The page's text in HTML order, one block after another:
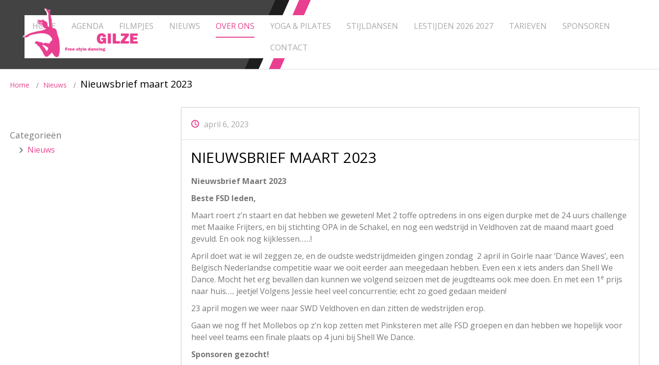
HOME AGENDA FILMPJES NIEUWS OVER ONS YOGA & PILATES STIJLDANSEN LESTIJDEN 2026 2027 TARIEVEN
SPONSOREN
CONTACT
Home Nieuws Nieuwsbrief maart 2023
Categorieën
Nieuws
april 6, 2023
NIEUWSBRIEF MAART 2023
Nieuwsbrief Maart 2023
Beste FSD leden,
Maart roert z’n staart en dat hebben we geweten! Met 2 toffe optredens in ons eigen durpke met de 24 uurs challenge
met Maaike Frijters, en bij stichting OPA in de Schakel, en nog een wedstrijd in Veldhoven zat de maand maart goed
gevuld. En ook nog kijklessen……!
April doet wat ie wil zeggen ze, en de oudste wedstrijdmeiden gingen zondag 2 april in Goirle naar ‘Dance Waves’, een
Belgisch Nederlandse competitie waar we ooit eerder aan meegedaan hebben. Even een x iets anders dan Shell We
Dance. Mocht het erg bevallen dan kunnen we volgend seizoen met de jeugdteams ook mee doen. En met een 1 e prijs
naar huis….. jeetje! Volgens Jessie heel veel concurrentie; echt zo goed gedaan meiden!
23 april mogen we weer naar SWD Veldhoven en dan zitten de wedstrijden erop.
Gaan we nog ff het Mollebos op z’n kop zetten met Pinksteren met alle FSD groepen en dan hebben we hopelijk voor
heel veel teams een finale plaats op 4 juni bij Shell We Dance.
Sponsoren gezocht!